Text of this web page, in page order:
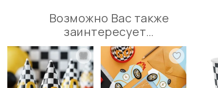
Возможно Вас также
заинтересует…